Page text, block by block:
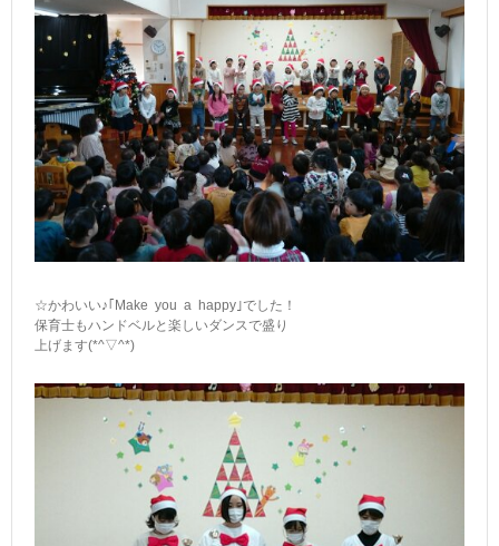
☆かわいい♪｢Make you a happy｣でした！
保育士もハンドベルと楽しいダンスで盛り
上げます(*^▽^*)